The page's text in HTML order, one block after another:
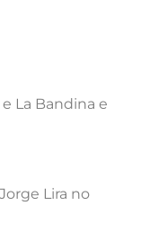
La Bandina e
Lira no